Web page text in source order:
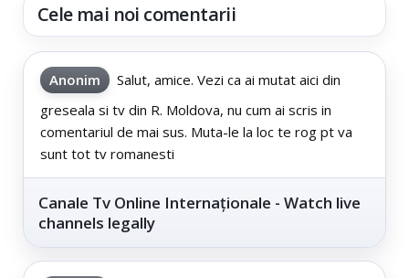
Cele mai noi comentarii
Anonim
Salut, amice. Vezi ca ai mutat aici din
greseala si tv din R. Moldova, nu cum ai scris in
comentariul de mai sus. Muta-le la loc te rog pt va
sunt tot tv romanesti
Canale Tv Online Internaționale - Watch live
channels legally